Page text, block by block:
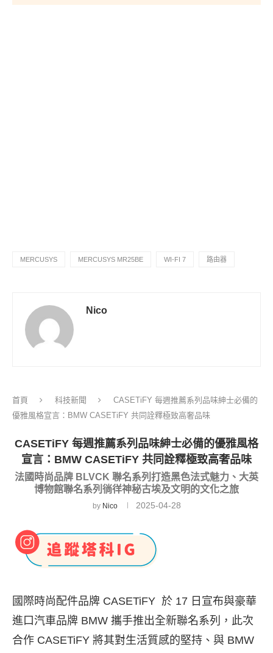
MERCUSYS MERCUSYS MR25BE WI-FI 7 路由器
Nico
首頁 科技新聞
CASETiFY 每週推薦系列品味紳士必備的
優雅風格宣言：BMW CASETiFY 共同詮釋極致高奢品味
CASETiFY 每週推薦系列品味紳士必備的優雅風格
宣言：BMW CASETiFY 共同詮釋極致高奢品味
法國時尚品牌 BLVCK 聯名系列打造黑色法式魅力、大英
博物館聯名系列徜徉神秘古埃及文明的文化之旅
by Nico 2025-04-28
國際時尚配件品牌 CASETiFY 於 17 日宣布與豪華
進口汽車品牌 BMW 攜手推出全新聯名系列，此次
合作 CASETiFY 將其對生活質感的堅持、與 BMW